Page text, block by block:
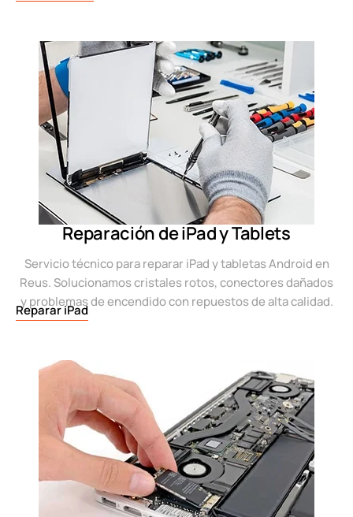
Reparación de iPad y Tablets
Servicio técnico para reparar iPad y tabletas Android en
Reus. Solucionamos cristales rotos, conectores dañados
y problemas de encendido con repuestos de alta calidad.
Reparar iPad